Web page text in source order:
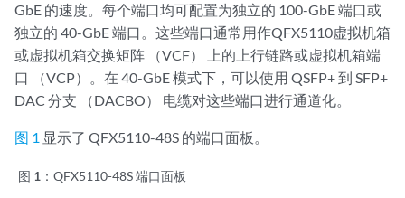
GbE 的速度。每个端口均可配置为独立的 100-GbE 端口或
独立的 40-GbE 端口。这些端口通常用作QFX5110虚拟机箱
或虚拟机箱交换矩阵 （VCF） 上的上行链路或虚拟机箱端
口 （VCP）。在 40-GbE 模式下，可以使用 QSFP+ 到 SFP+
DAC 分支 （DACBO） 电缆对这些端口进行通道化。
图 1 显示了 QFX5110-48S 的端口面板。
图 1： QFX5110-48S 端口面板